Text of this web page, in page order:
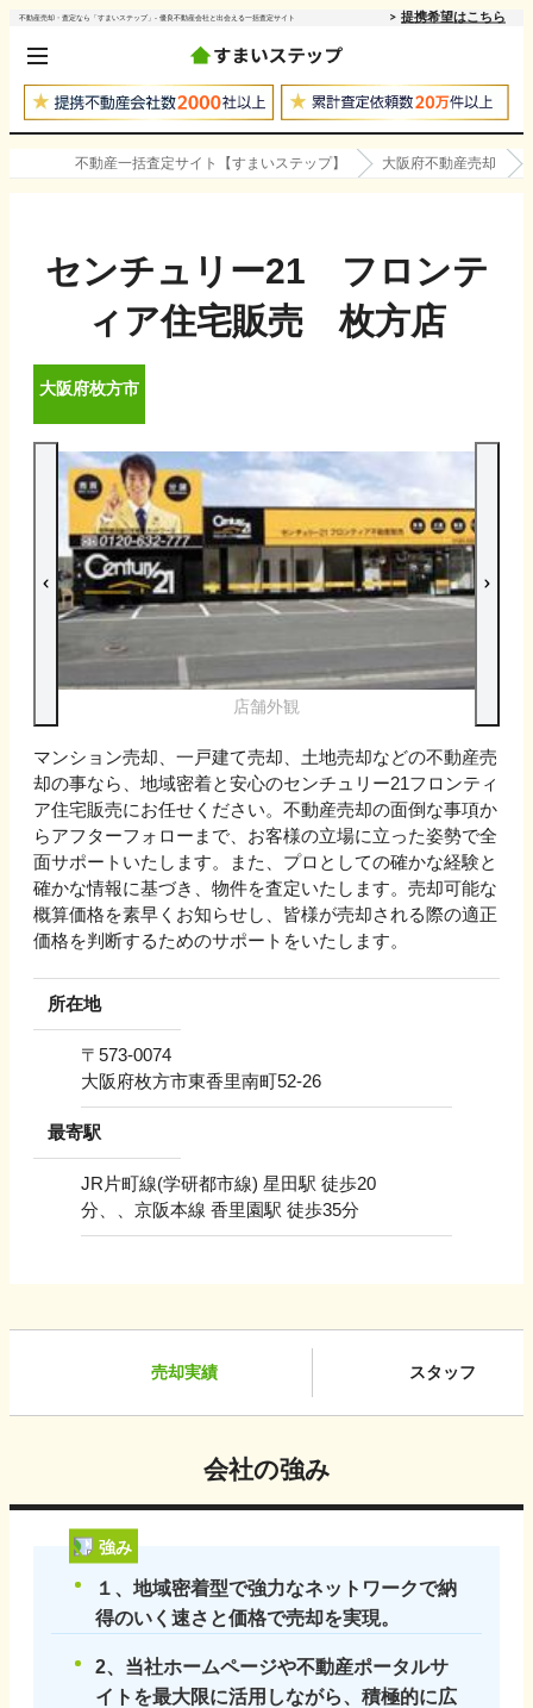
不動産売却・査定なら「すまいステップ」- 優良不動産会社と出会える一括査定サイト 提携希望はこちら
不動産一括査定サイト【すまいステップ】 大阪府不動産売却
センチュリー21 フロンテ
ィア住宅販売 枚方店
大阪府枚方市
店舗外観
マンション売却、一戸建て売却、土地売却などの不動産売
却の事なら、地域密着と安心のセンチュリー21フロンティ
ア住宅販売にお任せください。不動産売却の面倒な事項か
らアフターフォローまで、お客様の立場に立った姿勢で全
面サポートいたします。また、プロとしての確かな経験と
確かな情報に基づき、物件を査定いたします。売却可能な
概算価格を素早くお知らせし、皆様が売却される際の適正
価格を判断するためのサポートをいたします。
所在地
〒 573-0074
大阪府枚方市東香里南町52-26
最寄駅
JR片町線(学研都市線) 星田駅 徒歩20
分、、京阪本線 香里園駅 徒歩35分
売却実績 スタッフ
会社の強み
強み
１、地域密着型で強力なネットワークで納
得のいく速さと価格で売却を実現。
2、当社ホームページや不動産ポータルサ
イトを最大限に活用しながら、積極的に広